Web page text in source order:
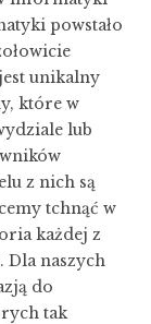
powstało
unikalny
które w
lub
z nich są
tchnąć w
każdej z
Dla naszych
do
tak